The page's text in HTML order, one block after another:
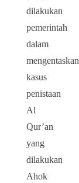
dilakukan
pemerintah
dalam
mengentaskan
kasus
penistaan
Al
Qur’an
yang
dilakukan
Ahok